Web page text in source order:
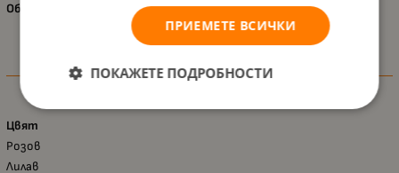
Обявената цена е за 1 брой!
Характеристики
Цвят
Розов
Лилав
ПРИЕМЕТЕ ВСИЧКИ
ПОКАЖЕТЕ ПОДРОБНОСТИ